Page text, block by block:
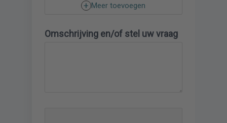
Meer toevoegen
Omschrijving en/of stel uw vraag